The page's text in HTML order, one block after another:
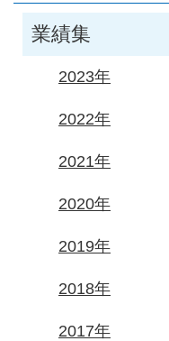
業績集
2023年
2022年
2021年
2020年
2019年
2018年
2017年